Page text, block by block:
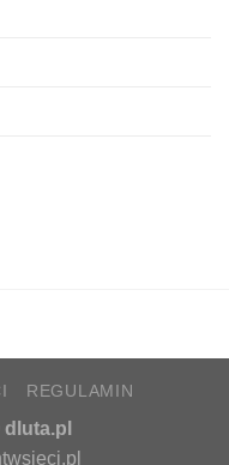
REGULAMIN
dluta.pl